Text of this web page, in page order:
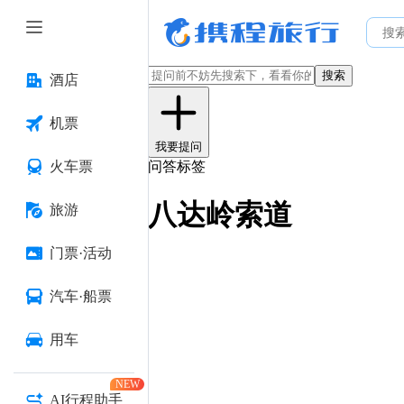
酒店
机票
火车票
旅游
门票·活动
汽车·船票
用车
AI行程助手
NEW
搜索
我要提问
问答标签
八达岭索道